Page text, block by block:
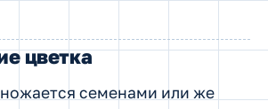
цветка
семенами или же